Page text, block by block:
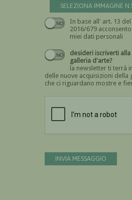
SELEZIONA IMMAGINE
In base all' art. 13 del
2016/679 acconsento al trattamento
miei dati personali
desideri iscriverti alla
galleria d'arte?
la newsletter ti terrà
delle nuove acquisizioni della
che ci riguardano mostre e
INVIA MESSAGGIO